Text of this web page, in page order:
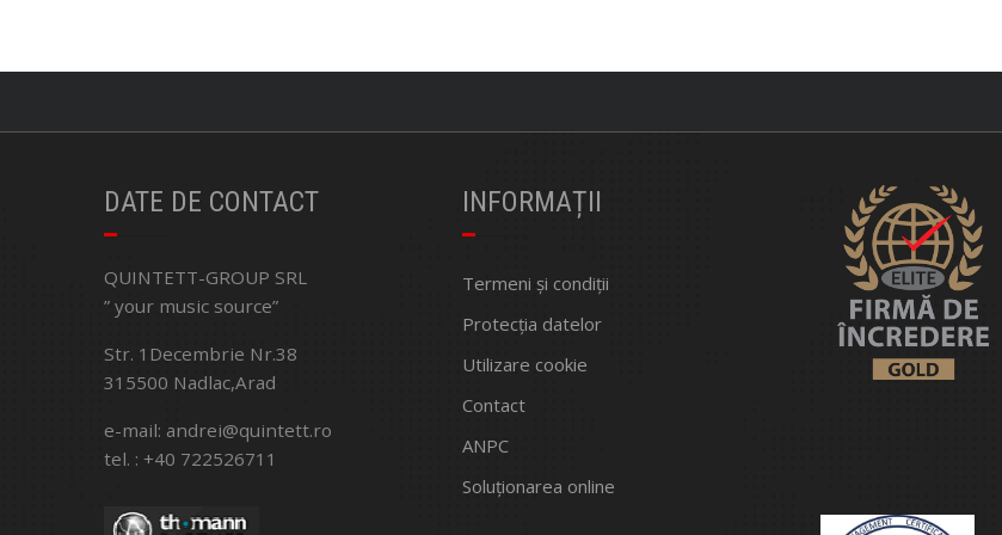
DATE DE CONTACT
QUINTETT-GROUP SRL
” your music source”
Str. 1Decembrie Nr.38
315500 Nadlac,Arad
e-mail: andrei@quintett.ro
tel. : +40 722526711
INFORMAȚII
Termeni și condiții
Protecția datelor
Utilizare cookie
Contact
ANPC
Soluționarea online